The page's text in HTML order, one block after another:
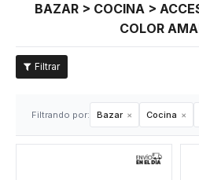
BAZAR > COCINA >
COLOR
Filtrando por: Bazar Cocina